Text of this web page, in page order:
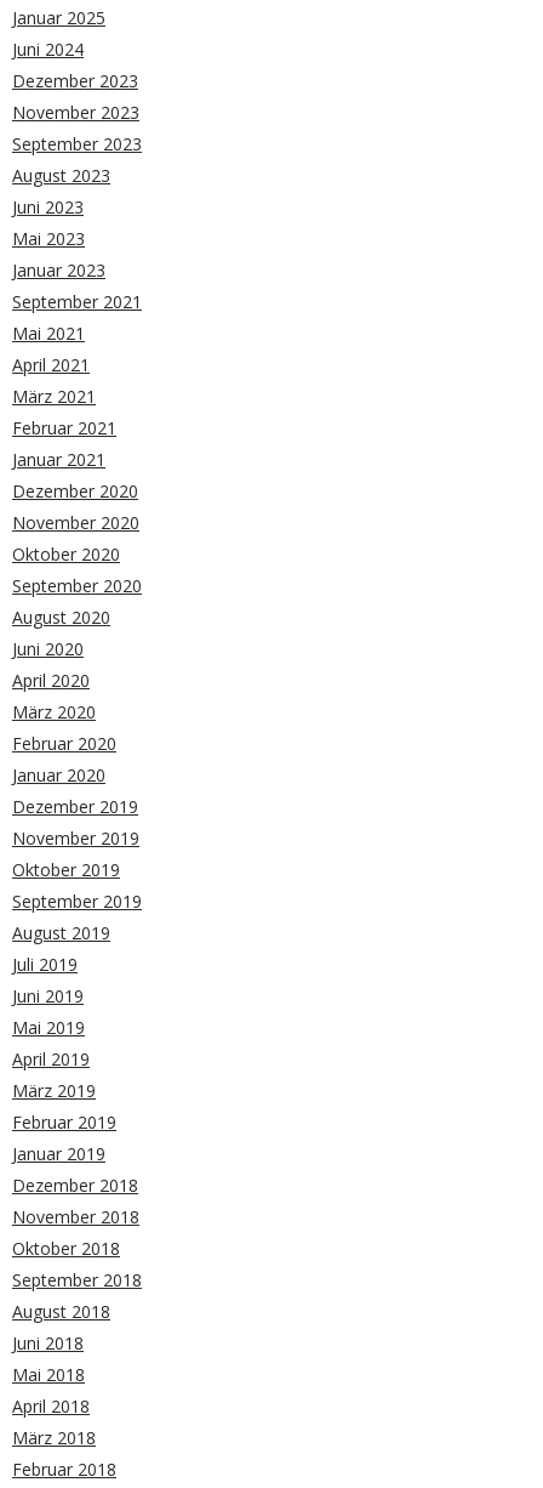
Januar 2025
Juni 2024
Dezember 2023
November 2023
September 2023
August 2023
Juni 2023
Mai 2023
Januar 2023
September 2021
Mai 2021
April 2021
März 2021
Februar 2021
Januar 2021
Dezember 2020
November 2020
Oktober 2020
September 2020
August 2020
Juni 2020
April 2020
März 2020
Februar 2020
Januar 2020
Dezember 2019
November 2019
Oktober 2019
September 2019
August 2019
Juli 2019
Juni 2019
Mai 2019
April 2019
März 2019
Februar 2019
Januar 2019
Dezember 2018
November 2018
Oktober 2018
September 2018
August 2018
Juni 2018
Mai 2018
April 2018
März 2018
Februar 2018